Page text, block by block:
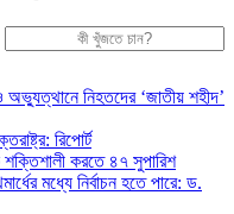
নিহতদের ‘জাতীয় শহীদ’
রিপোর্ট
করতে ৪৭ সুপারিশ
মধ্যে নির্বাচন হতে পারে: ড.